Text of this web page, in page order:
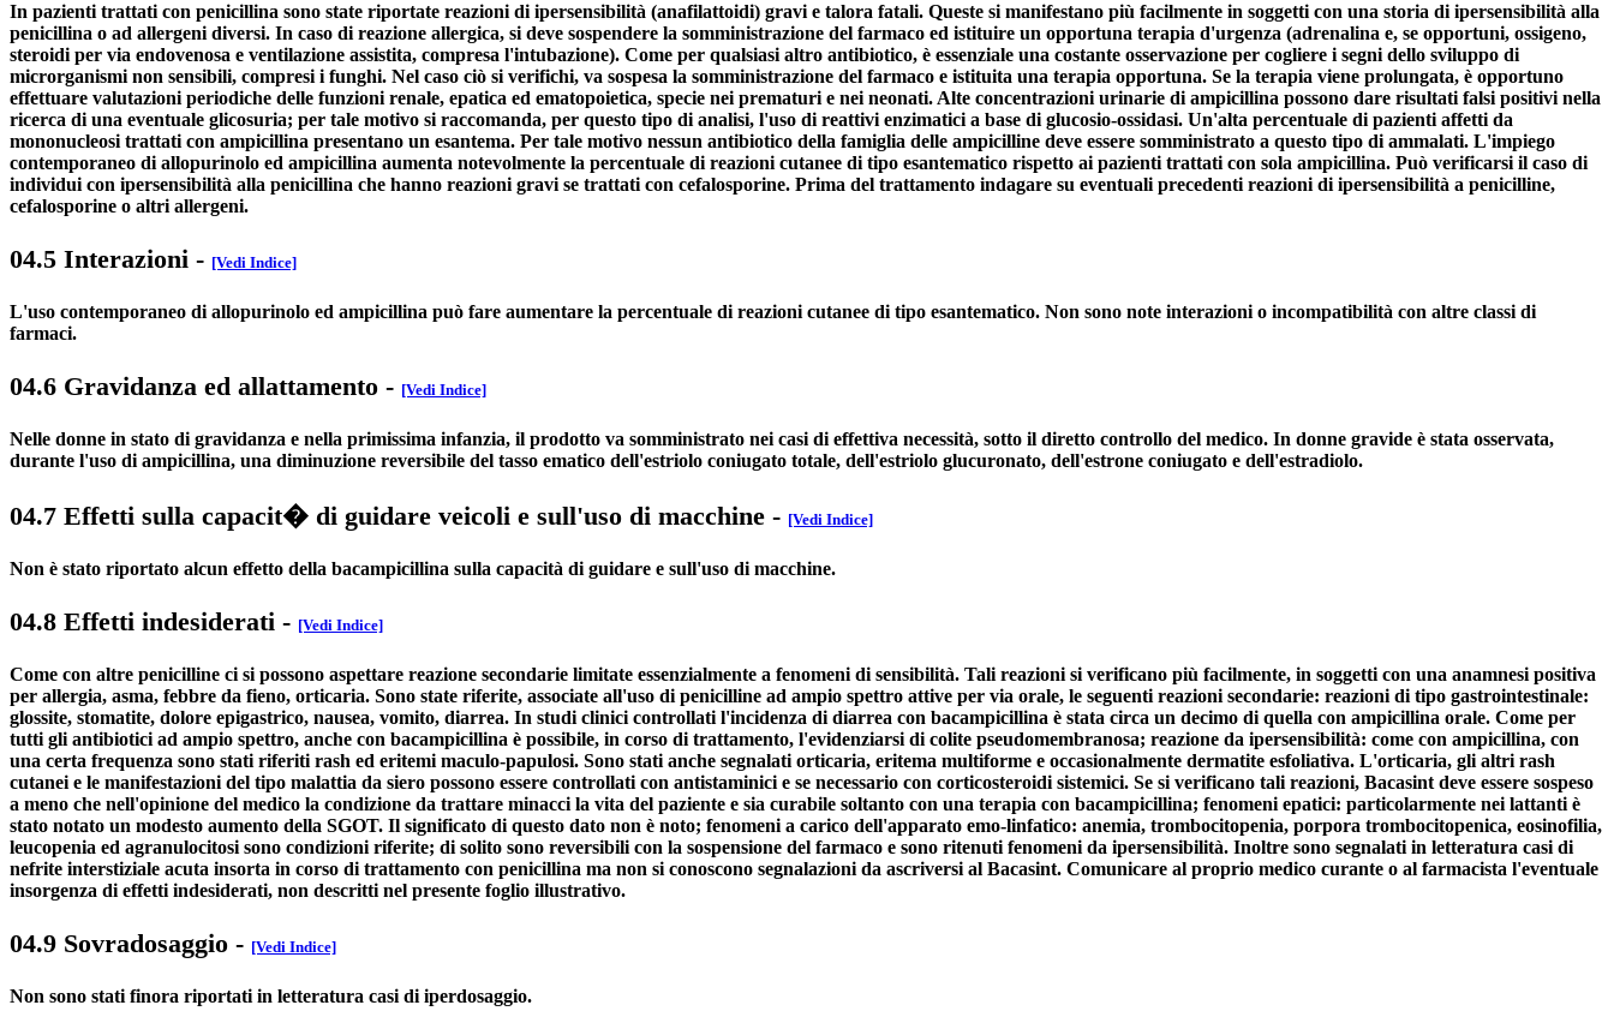
In pazienti trattati con penicillina sono state riportate reazioni di ipersensibilità (anafilattoidi) gravi e talora fatali. Queste si manifestano più facilmente in soggetti con una storia di ipersensibilità alla
penicillina o ad allergeni diversi. In caso di reazione allergica, si deve sospendere la somministrazione del farmaco ed istituire un opportuna terapia d'urgenza (adrenalina e, se opportuni, ossigeno,
steroidi per via endovenosa e ventilazione assistita, compresa l'intubazione). Come per qualsiasi altro antibiotico, è essenziale una costante osservazione per cogliere i segni dello sviluppo di
microrganismi non sensibili, compresi i funghi. Nel caso ciò si verifichi, va sospesa la somministrazione del farmaco e istituita una terapia opportuna. Se la terapia viene prolungata, è opportuno
effettuare valutazioni periodiche delle funzioni renale, epatica ed ematopoietica, specie nei prematuri e nei neonati. Alte concentrazioni urinarie di ampicillina possono dare risultati falsi positivi nella
ricerca di una eventuale glicosuria; per tale motivo si raccomanda, per questo tipo di analisi, l'uso di reattivi enzimatici a base di glucosio-ossidasi. Un'alta percentuale di pazienti affetti da
mononucleosi trattati con ampicillina presentano un esantema. Per tale motivo nessun antibiotico della famiglia delle ampicilline deve essere somministrato a questo tipo di ammalati. L'impiego
contemporaneo di allopurinolo ed ampicillina aumenta notevolmente la percentuale di reazioni cutanee di tipo esantematico rispetto ai pazienti trattati con sola ampicillina. Può verificarsi il caso di
individui con ipersensibilità alla penicillina che hanno reazioni gravi se trattati con cefalosporine. Prima del trattamento indagare su eventuali precedenti reazioni di ipersensibilità a penicilline,
cefalosporine o altri allergeni.
04.5 Interazioni - [Vedi Indice]
L'uso contemporaneo di allopurinolo ed ampicillina può fare aumentare la percentuale di reazioni cutanee di tipo esantematico. Non sono note interazioni o incompatibilità con altre classi di
farmaci.
04.6 Gravidanza ed allattamento - [Vedi Indice]
Nelle donne in stato di gravidanza e nella primissima infanzia, il prodotto va somministrato nei casi di effettiva necessità, sotto il diretto controllo del medico. In donne gravide è stata osservata,
durante l'uso di ampicillina, una diminuzione reversibile del tasso ematico dell'estriolo coniugato totale, dell'estriolo glucuronato, dell'estrone coniugato e dell'estradiolo.
04.7 Effetti sulla capacit� di guidare veicoli e sull'uso di macchine - [Vedi Indice]
Non è stato riportato alcun effetto della bacampicillina sulla capacità di guidare e sull'uso di macchine.
04.8 Effetti indesiderati - [Vedi Indice]
Come con altre penicilline ci si possono aspettare reazione secondarie limitate essenzialmente a fenomeni di sensibilità. Tali reazioni si verificano più facilmente, in soggetti con una anamnesi positiva
per allergia, asma, febbre da fieno, orticaria. Sono state riferite, associate all'uso di penicilline ad ampio spettro attive per via orale, le seguenti reazioni secondarie: reazioni di tipo gastrointestinale:
glossite, stomatite, dolore epigastrico, nausea, vomito, diarrea. In studi clinici controllati l'incidenza di diarrea con bacampicillina è stata circa un decimo di quella con ampicillina orale. Come per
tutti gli antibiotici ad ampio spettro, anche con bacampicillina è possibile, in corso di trattamento, l'evidenziarsi di colite pseudomembranosa; reazione da ipersensibilità: come con ampicillina, con
una certa frequenza sono stati riferiti rash ed eritemi maculo-papulosi. Sono stati anche segnalati orticaria, eritema multiforme e occasionalmente dermatite esfoliativa. L'orticaria, gli altri rash
cutanei e le manifestazioni del tipo malattia da siero possono essere controllati con antistaminici e se necessario con corticosteroidi sistemici. Se si verificano tali reazioni, Bacasint deve essere sospeso
a meno che nell'opinione del medico la condizione da trattare minacci la vita del paziente e sia curabile soltanto con una terapia con bacampicillina; fenomeni epatici: particolarmente nei lattanti è
stato notato un modesto aumento della SGOT. Il significato di questo dato non è noto; fenomeni a carico dell'apparato emo-linfatico: anemia, trombocitopenia, porpora trombocitopenica, eosinofilia,
leucopenia ed agranulocitosi sono condizioni riferite; di solito sono reversibili con la sospensione del farmaco e sono ritenuti fenomeni da ipersensibilità. Inoltre sono segnalati in letteratura casi di
nefrite interstiziale acuta insorta in corso di trattamento con penicillina ma non si conoscono segnalazioni da ascriversi al Bacasint. Comunicare al proprio medico curante o al farmacista l'eventuale
insorgenza di effetti indesiderati, non descritti nel presente foglio illustrativo.
04.9 Sovradosaggio - [Vedi Indice]
Non sono stati finora riportati in letteratura casi di iperdosaggio.